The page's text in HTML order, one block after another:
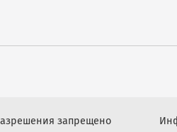
запрещено